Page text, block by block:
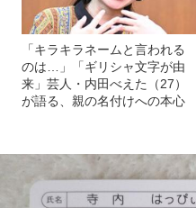
「キラキラネームと言われる
のは…」「ギリシャ文字が由
来」芸人・内田べえた（27）
が語る、親の名付けへの本心